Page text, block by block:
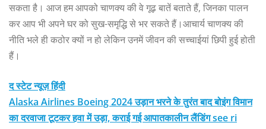
सकता है। आज हम आपको चाणक्य की वे गूढ़ बातें बताते हैं, जिनका पालन
कर आप भी अपने घर को सुख-समृद्धि से भर सकते हैं।आचार्य चाणक्य की
नीति भले ही कठोर क्यों न हो लेकिन उनमें जीवन की सच्चाईयां छिपी हुई होती
हैं।
द स्टेट न्यूज़ हिंदी
Alaska Airlines Boeing 2024 उड़ान भरने के तुरंत बाद बोइंग विमान
का दरवाजा टूटकर हवा में उड़ा, कराई गई आपातकालीन लैंडिंग see ri